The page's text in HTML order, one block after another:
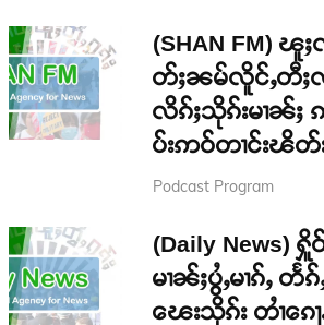
(SHAN FM) ၽူ
တ်ႈၼမ်လိူင်ႇတီႈလ
လိၵ်ႈသိုၵ်းမၢၼ်ႈ
ပ်းဢဝ်တၢင်းၽိတ်
Podcast Program
(Daily News)
မၢၼ်ႈပွႆႇမၢၵ်ႇ တႅ
ၽေးသိုၵ်း တၢႆၵေ